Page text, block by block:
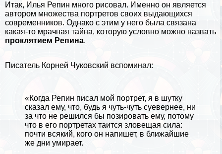
Итак, Илья Репин много рисовал. Именно он является
автором множества портретов своих выдающихся
современников. Однако с этим у него была связана
какая-то мрачная тайна, которую условно можно назвать
проклятием Репина.
Писатель Корней Чуковский вспоминал:
«Когда Репин писал мой портрет, я в шутку
сказал ему, что, будь я чуть-чуть суевернее, ни
за что не решился бы позировать ему, потому
что в его портретах таится зловещая сила:
почти всякий, кого он напишет, в ближайшие
же дни умирает.